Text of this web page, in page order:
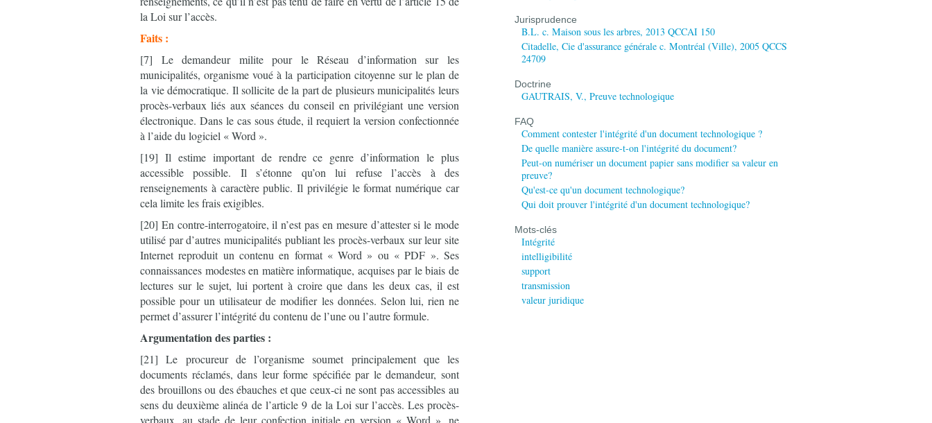
la Loi sur l’accès.
Faits :
[7] Le demandeur milite pour le Réseau d’information sur les
municipalités, organisme voué à la participation citoyenne sur le plan de
la vie démocratique. Il sollicite de la part de plusieurs municipalités leurs
procès-verbaux liés aux séances du conseil en privilégiant une version
électronique. Dans le cas sous étude, il requiert la version confectionnée
à l’aide du logiciel « Word ».
[19] Il estime important de rendre ce genre d’information le plus
accessible possible. Il s’étonne qu’on lui refuse l’accès à des
renseignements à caractère public. Il privilégie le format numérique car
cela limite les frais exigibles.
[20] En contre-interrogatoire, il n’est pas en mesure d’attester si le mode
utilisé par d’autres municipalités publiant les procès-verbaux sur leur site
Internet reproduit un contenu en format « Word » ou « PDF ». Ses
connaissances modestes en matière informatique, acquises par le biais de
lectures sur le sujet, lui portent à croire que dans les deux cas, il est
possible pour un utilisateur de modifier les données. Selon lui, rien ne
permet d’assurer l’intégrité du contenu de l’une ou l’autre formule.
Argumentation des parties :
[21] Le procureur de l’organisme soumet principalement que les
documents réclamés, dans leur forme spécifiée par le demandeur, sont
des brouillons ou des ébauches et que ceux-ci ne sont pas accessibles au
sens du deuxième alinéa de l’article 9 de la Loi sur l’accès. Les procès-
verbaux, au stade de leur confection initiale en version « Word », ne
Jurisprudence
B.L. c. Maison sous les arbres, 2013 QCCAI 150
Citadelle, Cie d'assurance générale c. Montréal (Ville), 2005 QCCS
24709
Doctrine
GAUTRAIS, V., Preuve technologique
FAQ
Comment contester l'intégrité d'un document technologique ?
De quelle manière assure-t-on l'intégrité du document?
Peut-on numériser un document papier sans modifier sa valeur en
preuve?
Qu'est-ce qu'un document technologique?
Qui doit prouver l'intégrité d'un document technologique?
Mots-clés
Intégrité
intelligibilité
support
transmission
valeur juridique